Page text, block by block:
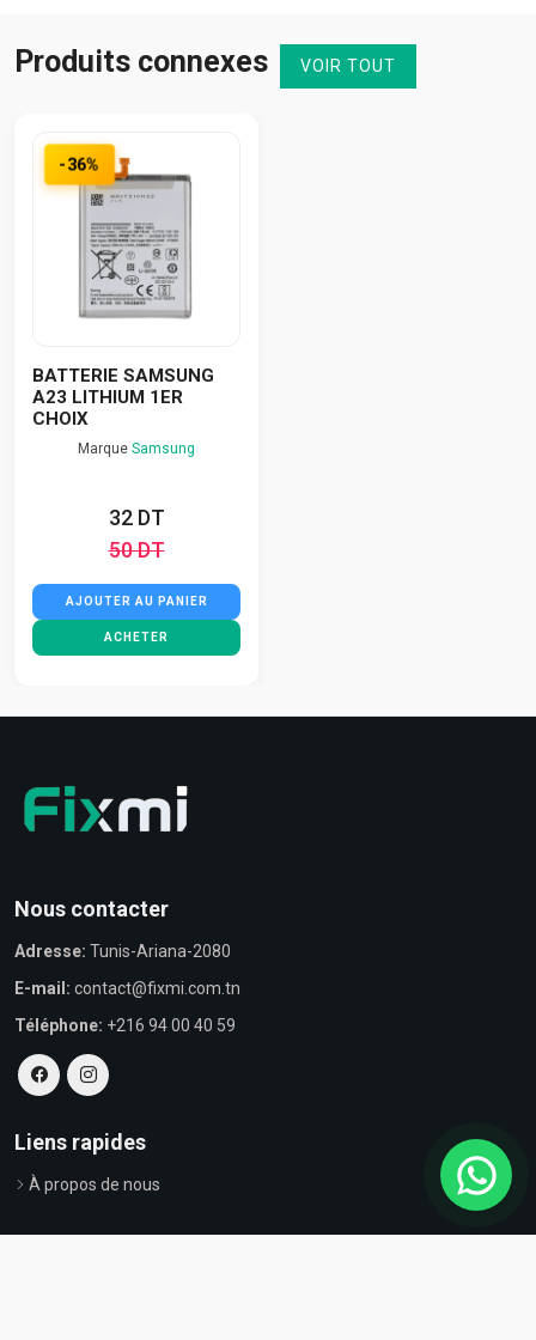
Produits connexes VOIR TOUT
-36%
BATTERIE SAMSUNG
A23 LITHIUM 1ER
CHOIX
Marque Samsung
32 DT
50 DT
AJOUTER AU PANIER
ACHETER
Nous contacter
Adresse: Tunis-Ariana-2080
E-mail: contact@fixmi.com.tn
Téléphone: +216 94 00 40 59
Liens rapides
À propos de nous